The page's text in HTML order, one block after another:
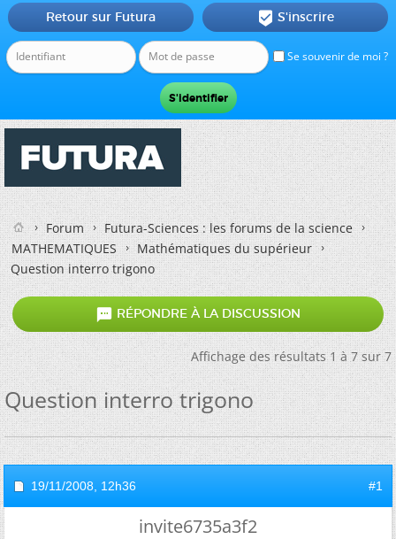
Se souvenir de moi ?
Retour sur Futura  S'inscrire
Forum
Futura-Sciences : les forums de la science
MATHEMATIQUES
Mathématiques du supérieur
Question interro trigono
 RÉPONDRE À LA DISCUSSION
Affichage des résultats 1 à 7 sur 7
Question interro trigono
19/11/2008, 12h36 #1
invite6735a3f2